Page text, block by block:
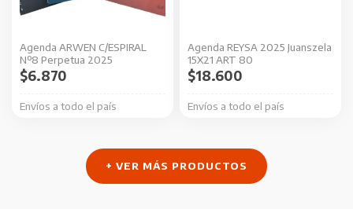
Agenda ARWEN C/ESPIRAL
Nº8 Perpetua 2025
Envíos a todo el país
$6.870
opciones
pueden
elegir
la
Agenda REYSA 2025 Juanszela
15X21 ART 80
Envíos a todo el país
$18.600
pueden
elegir
la
de
producto
+ VER MÁS PRODUCTOS